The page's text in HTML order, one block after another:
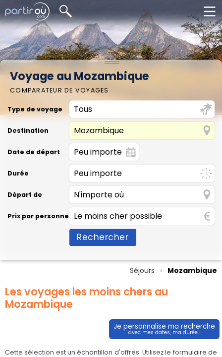
Voyage au Mozambique
COMPARATEUR DE VOYAGES
Type de voyage
Destination
Date de départ
Durée
Départ de
Prix par personne
Rechercher
Séjours Mozambique
Les voyages les moins chers au
Mozambique
Je personnalise ma recherche
avec mes dates, ma durée...
Cette sélection est un échantillon d'offres. Utilisez le formulaire de